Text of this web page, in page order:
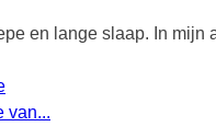
en lange slaap. In mijn
van...